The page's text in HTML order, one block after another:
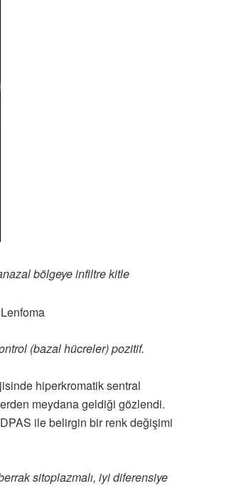
bölgeye infiltre kitle
(bazal hücreler) pozitif.
hiperkromatik sentral
meydana geldiği gözlendi.
ile belirgin bir renk değişimi
sitoplazmalı, iyi diferensiye